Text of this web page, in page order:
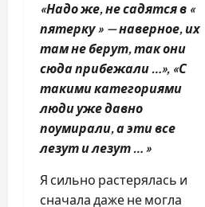
«Надо же, не садятся в «
пятерку » — наверное, их
там не берут, так они
сюда прибежали …», «С
такими категориями
люди уже давно
поумирали, а эти все
лезут и лезут … »
Я сильно растерялась и
сначала даже не могла